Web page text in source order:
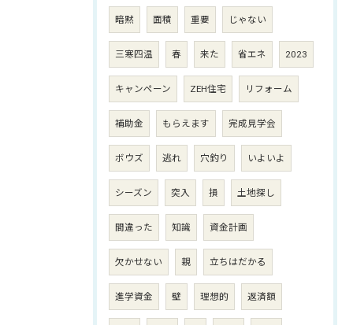
暗黙 面積 重要 じゃない
三寒四温 春 来た 省エネ 2023
キャンペーン ZEH住宅 リフォーム
補助金 もらえます 完成見学会
ボウズ 逃れ 穴釣り いよいよ
シーズン 突入 損 土地探し
間違った 知識 資金計画
欠かせない 親 立ちはだかる
進学資金 壁 理想的 返済額